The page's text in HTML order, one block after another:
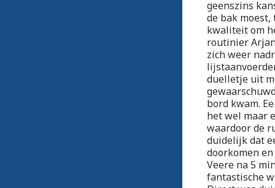
geenszins
de bak
kwaliteit om
routinier
zich weer
duelletje uit
bord kwam.
het wel maar
waardoor de
duidelijk dat
doorkomen
Veere na 5
fantastische